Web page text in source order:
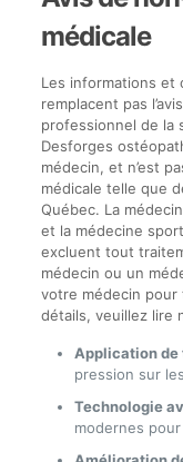
médicale
Les informations et
remplacent pas
professionnel de la
Desforges
médecin, et n’est
médicale telle que
Québec. La
et la médecine
excluent tout
médecin ou un
votre médecin pour
détails, veuillez lire
Application de
pression sur
Technologie
modernes